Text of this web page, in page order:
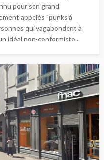
pour son grand
appelés "punks à
qui vagabondent à
idéal non-conformiste...